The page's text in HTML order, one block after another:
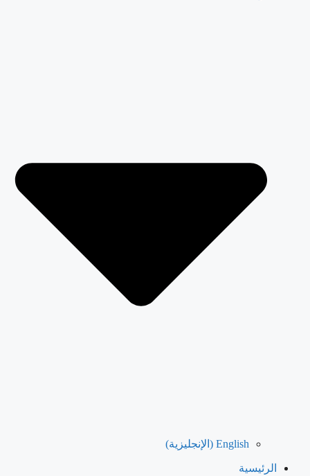
English
( الإنجليزية)
الرئيسية